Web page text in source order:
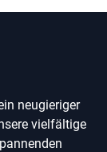
neugieriger
vielfältige